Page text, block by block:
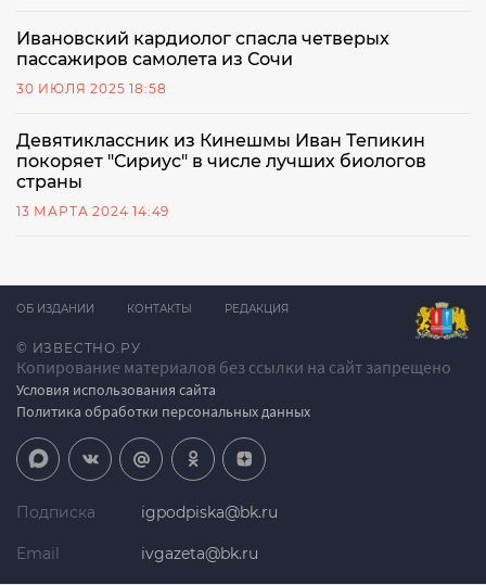
Ивановский кардиолог спасла четверых
пассажиров самолета из Сочи
30 ИЮЛЯ 2025 18:58
Девятиклассник из Кинешмы Иван Тепикин
покоряет "Сириус" в числе лучших биологов
страны
13 МАРТА 2024 14:49
© ИЗВЕСТНО.РУ
Копирование материалов без ссылки на сайт запрещено
Условия использования сайта
Политика обработки персональных данных
ОБ ИЗДАНИИ КОНТАКТЫ РЕДАКЦИЯ
Подписка igpodpiska@bk.ru
Email ivgazeta@bk.ru